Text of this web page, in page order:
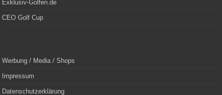
Exklusiv-Golfen.de
CEO Golf Cup
Werbung / Media / Shops
Impressum
Datenschutzerklärung